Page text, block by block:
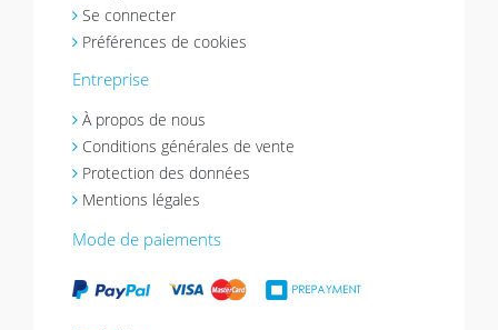
Se connecter
Préférences de cookies
Entreprise
À propos de nous
Conditions générales de vente
Protection des données
Mentions légales
Mode de paiements